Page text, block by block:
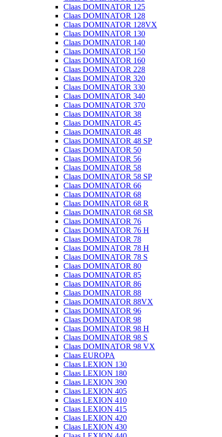
Claas DOMINATOR 125
Claas DOMINATOR 128
Claas DOMINATOR 128VX
Claas DOMINATOR 130
Claas DOMINATOR 140
Claas DOMINATOR 150
Claas DOMINATOR 160
Claas DOMINATOR 228
Claas DOMINATOR 320
Claas DOMINATOR 330
Claas DOMINATOR 340
Claas DOMINATOR 370
Claas DOMINATOR 38
Claas DOMINATOR 45
Claas DOMINATOR 48
Claas DOMINATOR 48 SP
Claas DOMINATOR 50
Claas DOMINATOR 56
Claas DOMINATOR 58
Claas DOMINATOR 58 SP
Claas DOMINATOR 66
Claas DOMINATOR 68
Claas DOMINATOR 68 R
Claas DOMINATOR 68 SR
Claas DOMINATOR 76
Claas DOMINATOR 76 H
Claas DOMINATOR 78
Claas DOMINATOR 78 H
Claas DOMINATOR 78 S
Claas DOMINATOR 80
Claas DOMINATOR 85
Claas DOMINATOR 86
Claas DOMINATOR 88
Claas DOMINATOR 88VX
Claas DOMINATOR 96
Claas DOMINATOR 98
Claas DOMINATOR 98 H
Claas DOMINATOR 98 S
Claas DOMINATOR 98 VX
Claas EUROPA
Claas LEXION 130
Claas LEXION 180
Claas LEXION 390
Claas LEXION 405
Claas LEXION 410
Claas LEXION 415
Claas LEXION 420
Claas LEXION 430